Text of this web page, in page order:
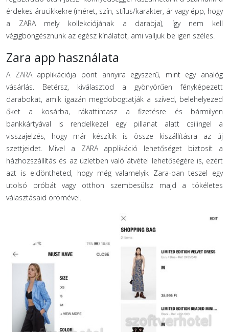
érdekes árucikkekre (méret, szín, stílus/karakter, ár vagy épp, hogy
a ZARA mely kollekciójának a darabja), így nem kell
végigböngésznünk az egész kínálatot, ami valljuk be igen széles.
Zara app használata
A ZARA applikációja pont annyira egyszerű, mint egy analóg
vásárlás. Betérsz, kiválasztod a gyönyörűen fényképezett
darabokat, amik igazán megdobogtatják a szíved, belehelyezed
őket a kosárba, rákattintasz a fizetésre és bármilyen
bankkártyával is rendelkezel egy pillanat alatt csilingel a
visszajelzés, hogy már készítik is össze kiszállításra az új
szettjeidet. Mivel a ZARA applikáció lehetőséget biztosít a
házhozszállítás és az üzletben való átvétel lehetőségére is, ezért
azt is eldöntheted, hogy még valamelyik Zara-ban teszel egy
utolsó próbát vagy otthon szembesülsz majd a tökéletes
választásaid örömével.